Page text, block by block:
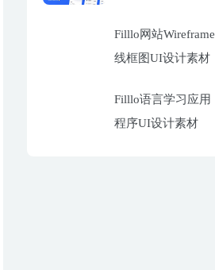
Filllo网站Wireframe
线框图UI设计素材
Filllo语言学习应用
程序UI设计素材